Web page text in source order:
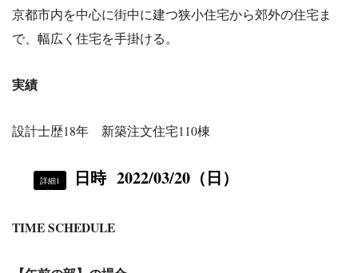
京都市内を中心に街中に建つ狭小住宅から郊外の住宅ま
で、幅広く住宅を手掛ける。
実績
設計士歴18年 新築注文住宅110棟
詳細1 日時 2022/03/20 （日）
TIME SCHEDULE